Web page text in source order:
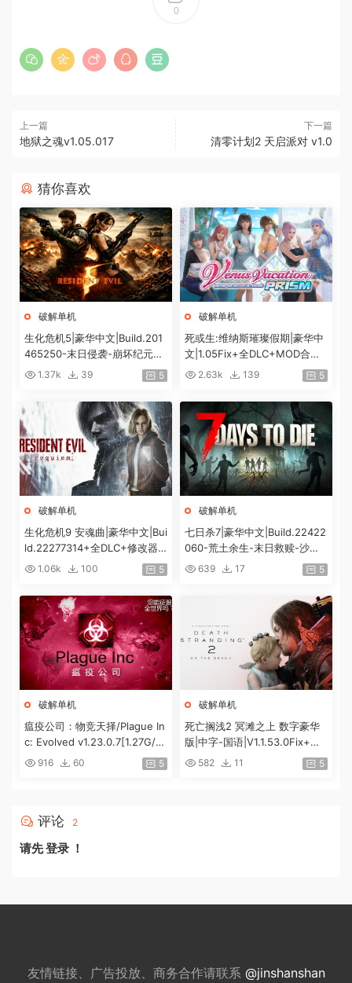
0
上一篇
地狱之魂v1.05.017
下一篇
清零计划2 天启派对 v1.0
猜你喜欢
破解单机
生化危机5|豪华中文|Build.201
465250-末日侵袭-崩坏纪元
+预购特典+全DLC-解锁全内
1.37k 39 5
破解单机
死或生:维纳斯璀璨假期|豪华中
文|1.05Fix+全DLC+MOD合集
+预购特典|解压即撸|[12G/百
2.63k 139 5
破解单机
生化危机9 安魂曲|豪华中文|Bui
ld.22277314+全DLC+修改器|
解压即撸|[74G/百度]
1.06k 100 5
破解单机
七日杀7|豪华中文|Build.22422
060-荒土余生-末日救赎-沙盒
+全DLC|解压即撸|
639 17 5
破解单机
瘟疫公司：物竞天择/Plague In
c: Evolved v1.23.0.7[1.27G/百
度] 916 60 5
破解单机
死亡搁浅2 冥滩之上 数字豪华
版|中字-国语|V1.1.53.0Fix+全D
LC+预购奖励+修改器|解压即
582 11 5
评论 2
请先登录 ！
友情链接、广告投放、商务合作请联系 @jinshanshan